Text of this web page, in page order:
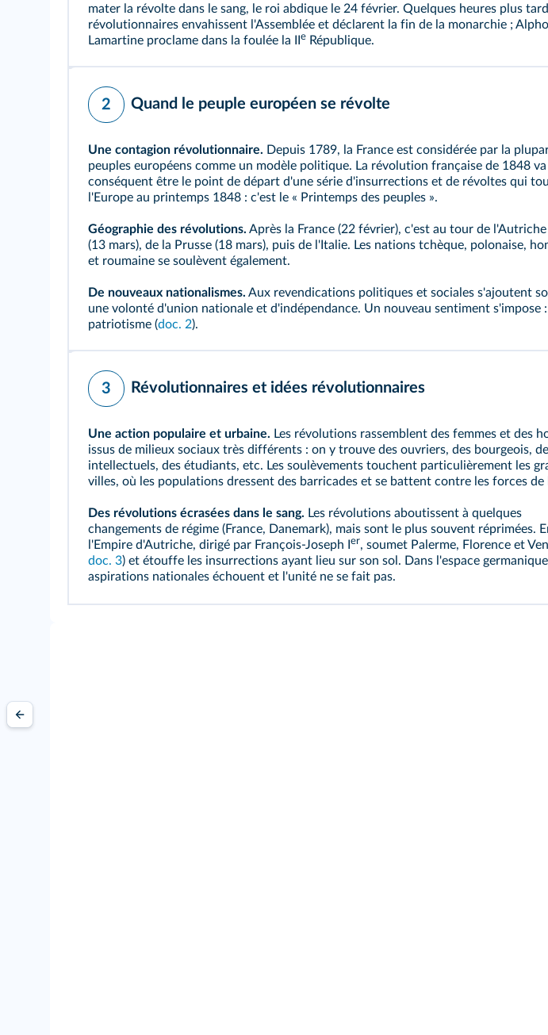
mater la révolte dans le sang, le roi abdique le 24 février. Quelques heures plus
révolutionnaires envahissent l'Assemblée et déclarent la fin de la monarchie ;
Lamartine proclame dans la foulée la II e République.
2 Quand le peuple européen se révolte
Une contagion révolutionnaire. Depuis 1789, la France est considérée par la
peuples européens comme un modèle politique. La révolution française de 1848
conséquent être le point de départ d'une série d'insurrections et de révoltes qui
l'Europe au printemps 1848 : c'est le « Printemps des peuples ».
Géographie des révolutions. Après la France (22 février), c'est au tour de l'Autriche
(13 mars), de la Prusse (18 mars), puis de l'Italie. Les nations tchèque, polonaise,
et roumaine se soulèvent également.
De nouveaux nationalismes. Aux revendications politiques et sociales s'ajoutent
une volonté d'union nationale et d'indépendance. Un nouveau sentiment s'impose
patriotisme (doc. 2).
3 Révolutionnaires et idées révolutionnaires
Une action populaire et urbaine. Les révolutions rassemblent des femmes et des
issus de milieux sociaux très différents : on y trouve des ouvriers, des bourgeois,
intellectuels, des étudiants, etc. Les soulèvements touchent particulièrement les
villes, où les populations dressent des barricades et se battent contre les forces de
Des révolutions écrasées dans le sang. Les révolutions aboutissent à quelques
changements de régime (France, Danemark), mais sont le plus souvent réprimées.
l'Empire d'Autriche, dirigé par François-Joseph I er, soumet Palerme, Florence et
doc. 3) et étouffe les insurrections ayant lieu sur son sol. Dans l'espace
aspirations nationales échouent et l'unité ne se fait pas.